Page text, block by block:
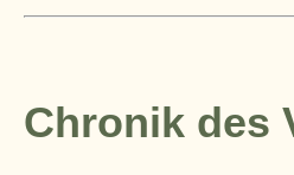
Chronik des